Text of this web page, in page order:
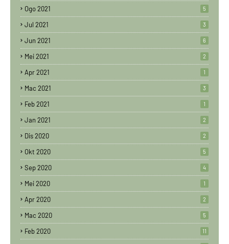
Ogo 2021 5
Jul 2021 3
Jun 2021 6
Mei 2021 2
Apr 2021 1
Mac 2021 3
Feb 2021 1
Jan 2021 2
Dis 2020 2
Okt 2020 5
Sep 2020 4
Mei 2020 1
Apr 2020 2
Mac 2020 5
Feb 2020 11